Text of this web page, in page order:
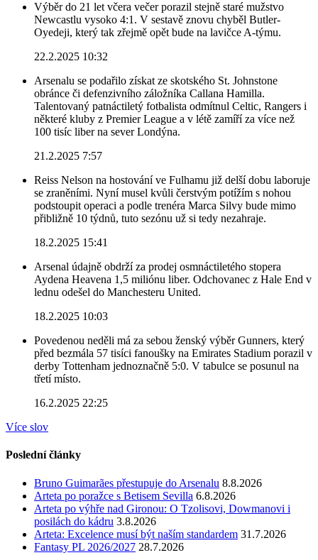
Výběr do 21 let včera večer porazil stejně staré mužstvo
Newcastlu vysoko 4:1. V sestavě znovu chyběl Butler-
Oyedeji, který tak zřejmě opět bude na lavičce A-týmu.
22.2.2025 10:32
Arsenalu se podařilo získat ze skotského St. Johnstone
obránce či defenzivního záložníka Callana Hamilla.
Talentovaný patnáctiletý fotbalista odmítnul Celtic, Rangers i
některé kluby z Premier League a v létě zamíří za více než
100 tisíc liber na sever Londýna.
21.2.2025 7:57
Reiss Nelson na hostování ve Fulhamu již delší dobu laboruje
se zraněními. Nyní musel kvůli čerstvým potížím s nohou
podstoupit operaci a podle trenéra Marca Silvy bude mimo
přibližně 10 týdnů, tuto sezónu už si tedy nezahraje.
18.2.2025 15:41
Arsenal údajně obdrží za prodej osmnáctiletého stopera
Aydena Heavena 1,5 miliónu liber. Odchovanec z Hale End v
lednu odešel do Manchesteru United.
18.2.2025 10:03
Povedenou neděli má za sebou ženský výběr Gunners, který
před bezmála 57 tisíci fanoušky na Emirates Stadium porazil v
derby Tottenham jednoznačně 5:0. V tabulce se posunul na
třetí místo.
16.2.2025 22:25
Více slov
Poslední články
Bruno Guimarães přestupuje do Arsenalu 8.8.2026
Arteta po poražce s Betisem Sevilla 6.8.2026
Arteta po výhře nad Gironou: O Tzolisovi, Dowmanovi i
posilách do kádru 3.8.2026
Arteta: Excelence musí být naším standardem 31.7.2026
Fantasy PL 2026/2027 28.7.2026